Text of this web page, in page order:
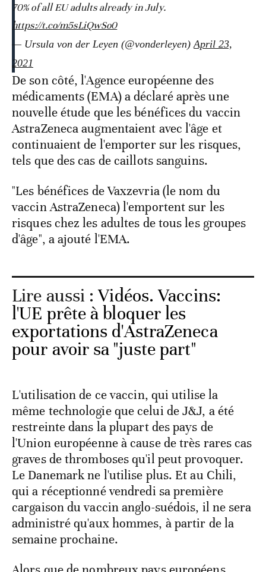
70% of all EU adults already in July.
https://t.co/m5sLiQwSo0
— Ursula von der Leyen (@vonderleyen) April 23,
2021
De son côté, l'Agence européenne des
médicaments (EMA) a déclaré après une
nouvelle étude que les bénéfices du vaccin
AstraZeneca augmentaient avec l'âge et
continuaient de l'emporter sur les risques,
tels que des cas de caillots sanguins.
"Les bénéfices de Vaxzevria (le nom du
vaccin AstraZeneca) l'emportent sur les
risques chez les adultes de tous les groupes
d'âge", a ajouté l'EMA.
Lire aussi :Vidéos. Vaccins:
l'UE prête à bloquer les
exportations d'AstraZeneca
pour avoir sa "juste part"
L'utilisation de ce vaccin, qui utilise la
même technologie que celui de J&J, a été
restreinte dans la plupart des pays de
l'Union européenne à cause de très rares cas
graves de thromboses qu'il peut provoquer.
Le Danemark ne l'utilise plus. Et au Chili,
qui a réceptionné vendredi sa première
cargaison du vaccin anglo-suédois, il ne sera
administré qu'aux hommes, à partir de la
semaine prochaine.